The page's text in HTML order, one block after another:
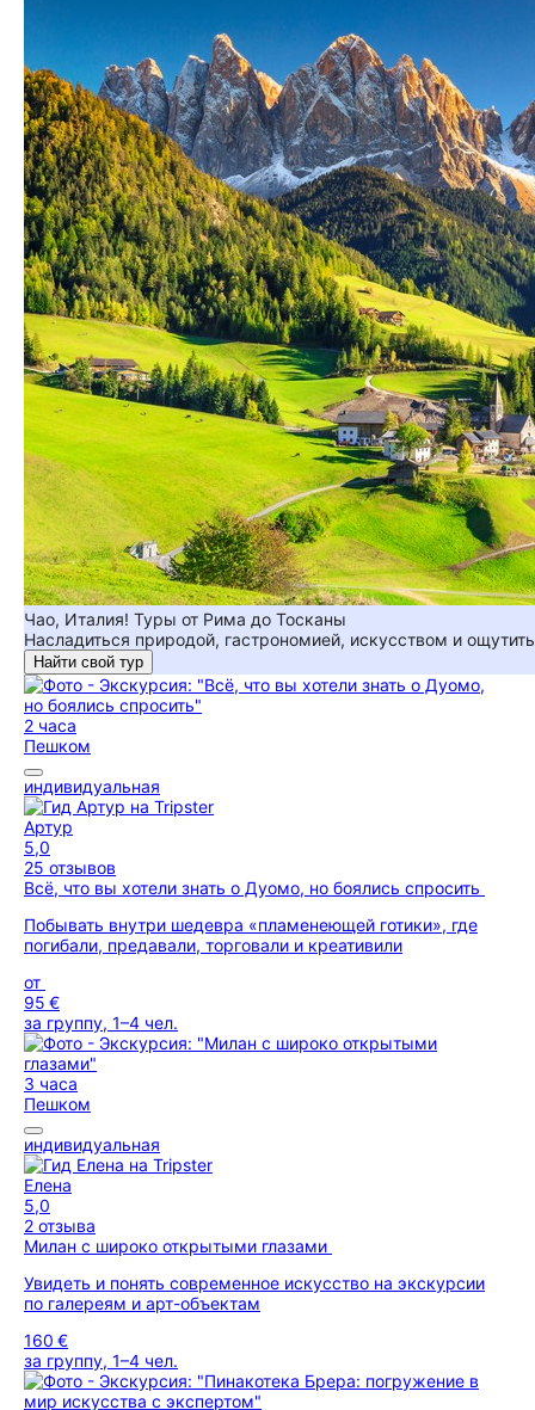
Чао, Италия! Туры от Рима до Тосканы
Насладиться природой, гастрономией, искусством и
Найти свой тур
2 часа
Пешком
индивидуальная
Артур
5,0
25 отзывов
Всё, что вы хотели знать о Дуомо, но боялись спросить
Побывать внутри шедевра «пламенеющей готики», где
погибали, предавали, торговали и креативили
от
95 €
за группу, 1–4 чел.
3 часа
Пешком
индивидуальная
Елена
5,0
2 отзыва
Милан с широко открытыми глазами
Увидеть и понять современное искусство на экскурсии
по галереям и арт-объектам
160 €
за группу, 1–4 чел.